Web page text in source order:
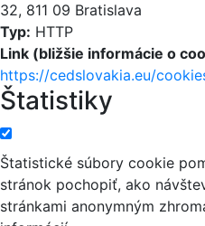
32, 811 09 Bratislava
Typ: HTTP
Link (bližšie informácie o
https://cedslovakia.eu/
Štatistiky
Štatistické súbory cookie
stránok pochopiť, ako
stránkami anonymným